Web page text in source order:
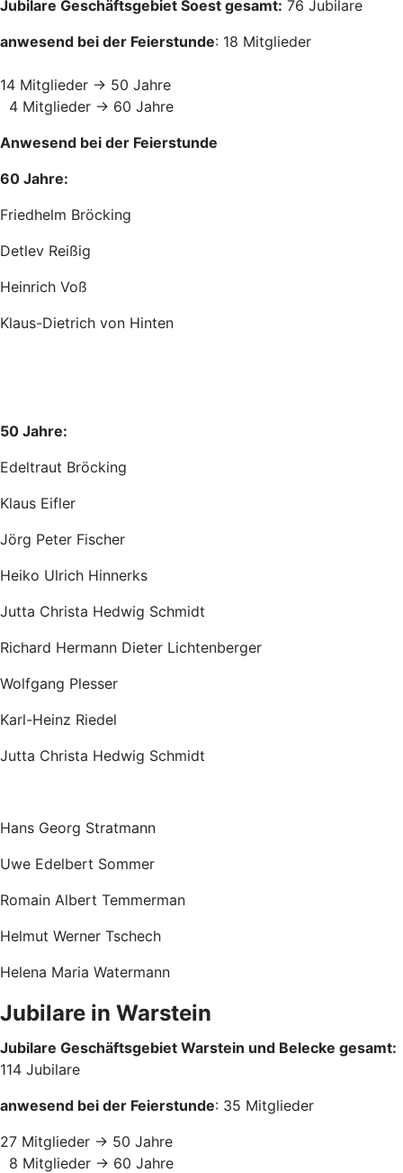
Jubilare Geschäftsgebiet Soest gesamt: 76 Jubilare
anwesend bei der Feierstunde: 18 Mitglieder
14 Mitglieder -> 50 Jahre
4 Mitglieder -> 60 Jahre
Anwesend bei der Feierstunde
60 Jahre:
Friedhelm Bröcking
Detlev Reißig
Heinrich Voß
Klaus-Dietrich von Hinten
50 Jahre:
Edeltraut Bröcking
Klaus Eifler
Jörg Peter Fischer
Heiko Ulrich Hinnerks
Jutta Christa Hedwig Schmidt
Richard Hermann Dieter Lichtenberger
Wolfgang Plesser
Karl-Heinz Riedel
Jutta Christa Hedwig Schmidt
Hans Georg Stratmann
Uwe Edelbert Sommer
Romain Albert Temmerman
Helmut Werner Tschech
Helena Maria Watermann
Jubilare in Warstein
Jubilare Geschäftsgebiet Warstein und Belecke gesamt:
114 Jubilare
anwesend bei der Feierstunde: 35 Mitglieder
27 Mitglieder -> 50 Jahre
8 Mitglieder -> 60 Jahre